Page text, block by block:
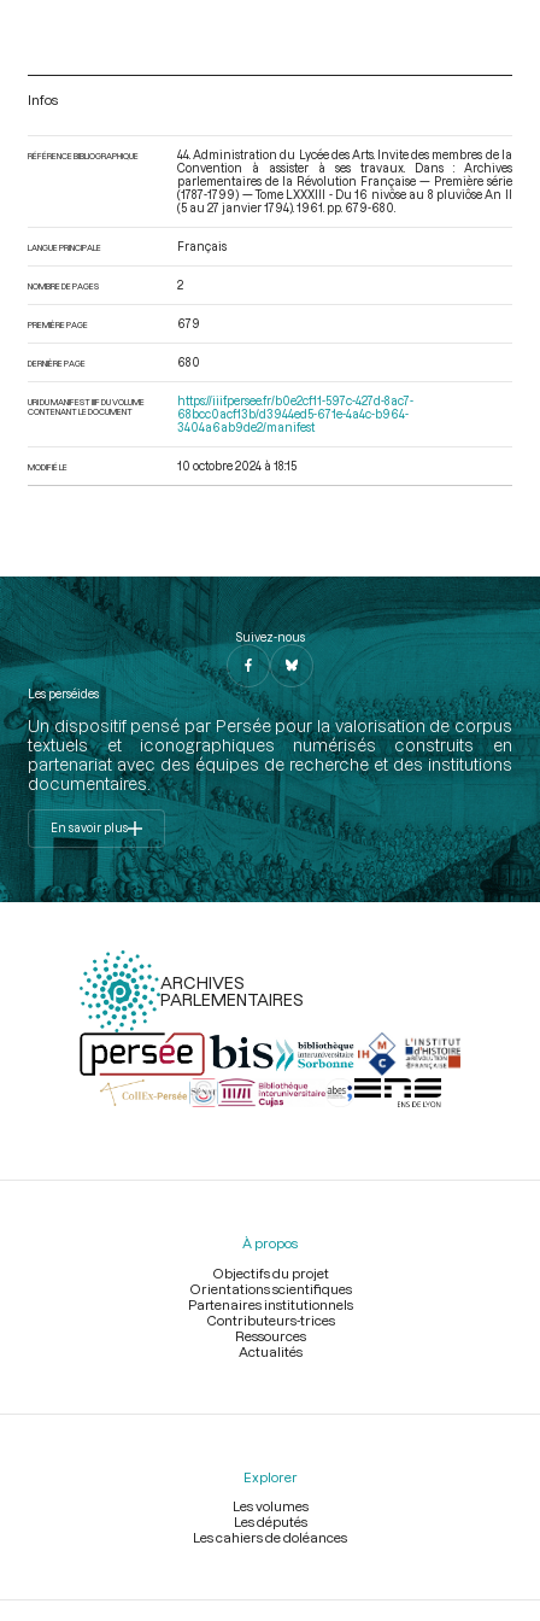
Infos
RÉFÉRENCE BIBLIOGRAPHIQUE
44. Administration du Lycée des Arts. Invite des membres de la
Convention à assister à ses travaux. Dans : Archives
parlementaires de la Révolution Française — Première série
(1787-1799) — Tome LXXXIII - Du 16 nivôse au 8 pluviôse An II
(5 au 27 janvier 1794) . 1961. pp. 679-680.
LANGUE PRINCIPALE Français
NOMBRE DE PAGES 2
PREMIÈRE PAGE 679
DERNIÈRE PAGE 680
URI DU MANIFEST IIIF DU VOLUME
CONTENANT LE DOCUMENT
https://iiif.persee.fr/b0e2cf11-597c-427d-8ac7-
68bcc0acf13b/d3944ed5-671e-4a4c-b964-
3404a6ab9de2/manifest
MODIFIÉ LE 10 octobre 2024 à 18:15
Suivez-nous
Les perséides
Un dispositif pensé par Persée pour la valorisation de corpus
textuels et iconographiques numérisés construits en
partenariat avec des équipes de recherche et des institutions
documentaires.
En savoir plus
ARCHIVES
PARLEMENTAIRES
Menu
À propos
Objectifs du projet
Orientations scientifiques
Partenaires institutionnels
Contributeurs-trices
Ressources
Actualités
Explorer
Les volumes
Les députés
Les cahiers de doléances